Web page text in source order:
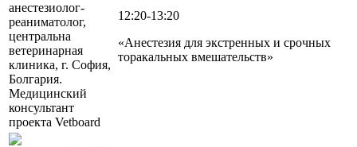
анестезиолог-
реаниматолог,
центральна
ветеринарная
клиника, г. София,
Болгария.
Медицинский
консультант
проекта Vetboard
12:20-13:20
«Анестезия для экстренных и срочных
торакальных вмешательств»